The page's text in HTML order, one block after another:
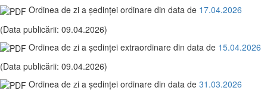
Ordinea de zi a şedinţei ordinare din data de 17.04.2026
(Data publicării: 09.04.2026)
Ordinea de zi a şedinţei extraordinare din data de 15.04.2026
(Data publicării: 09.04.2026)
Ordinea de zi a şedinţei ordinare din data de 31.03.2026